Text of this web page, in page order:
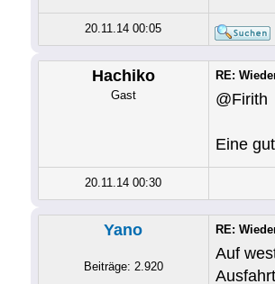
20.11.14 00:05
Hachiko
Gast
RE:
@Firith
Eine
20.11.14 00:30
Yano
Beiträge: 2.920
RE:
Auf